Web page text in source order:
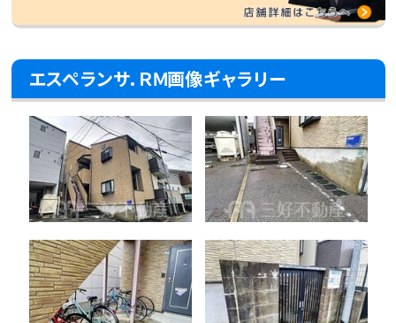
エスペランサ．ＲＭ画像ギャラリー